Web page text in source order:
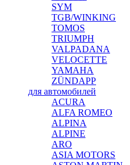
SYM
TGB/WINKING
TOMOS
TRIUMPH
VALPADANA
VELOCETTE
YAMAHA
ZÜNDAPP
для автомобилей
ACURA
ALFA ROMEO
ALPINA
ALPINE
ARO
ASIA MOTORS